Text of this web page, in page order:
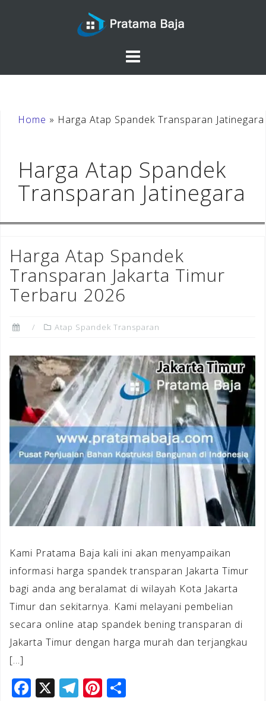
Home » Harga Atap Spandek Transparan Jatinegara
Harga Atap Spandek
Transparan Jatinegara
Harga Atap Spandek
Transparan Jakarta Timur
Terbaru 2026
Atap Spandek Transparan
Kami Pratama Baja kali ini akan menyampaikan
informasi harga spandek transparan Jakarta Timur
bagi anda ang beralamat di wilayah Kota Jakarta
Timur dan sekitarnya. Kami melayani pembelian
secara online atap spandek bening transparan di
Jakarta Timur dengan harga murah dan terjangkau
[…]
F X T Pi